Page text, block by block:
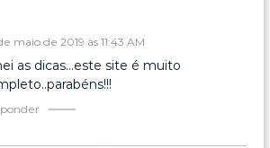
maio de 2019 às 11:43 AM
as dicas…este site é muito